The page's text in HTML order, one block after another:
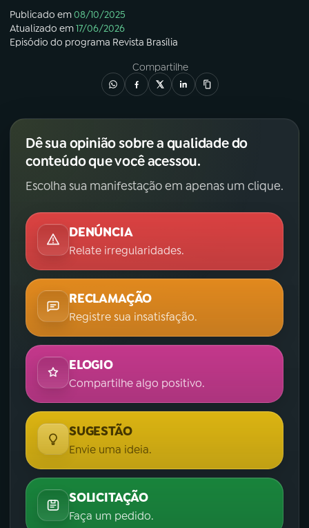
Publicado em08/10/2025
Atualizado em17/06/2026
Episódio do programa Revista Brasília
Compartilhe
Dê sua opinião sobre a qualidade do
conteúdo que você acessou.
Escolha sua manifestação em apenas um clique.
DENÚNCIA
Relate irregularidades.
RECLAMAÇÃO
Registre sua insatisfação.
ELOGIO
Compartilhe algo positivo.
SUGESTÃO
Envie uma ideia.
SOLICITAÇÃO
Faça um pedido.